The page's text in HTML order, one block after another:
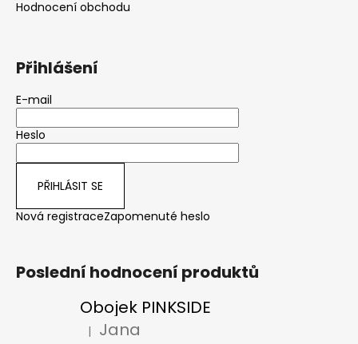
Hodnocení obchodu
Přihlášení
E-mail
Heslo
PŘIHLÁSIT SE
Nová registraceZapomenuté heslo
Poslední hodnocení produktů
Obojek PINKSIDE
Hodnocení produktu je 5 z 5 hvězdiček.
| Jana